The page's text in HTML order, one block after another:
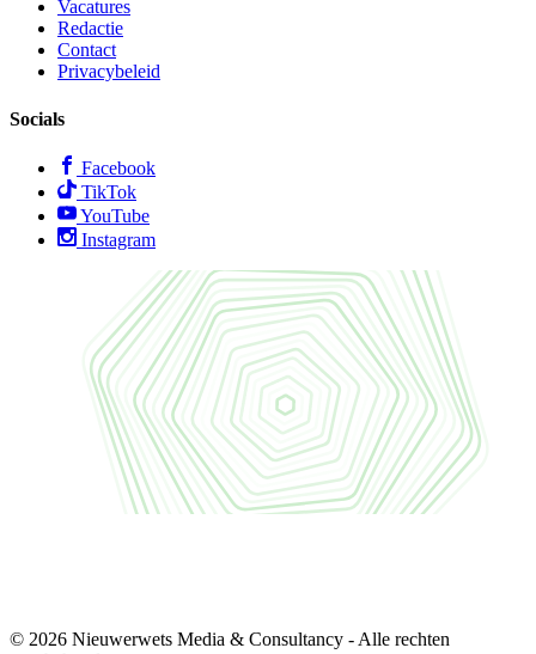
Vacatures
Redactie
Contact
Privacybeleid
Socials
Facebook
TikTok
YouTube
Instagram
© 2026 Nieuwerwets Media & Consultancy - Alle rechten